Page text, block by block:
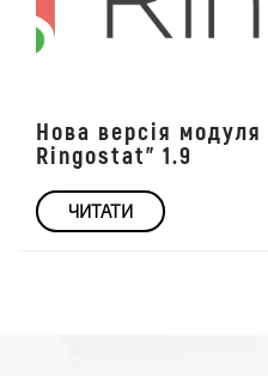
Нова версія модуля
Ringostat" 1.9
ЧИТАТИ